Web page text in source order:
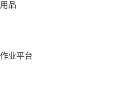
品
业平台